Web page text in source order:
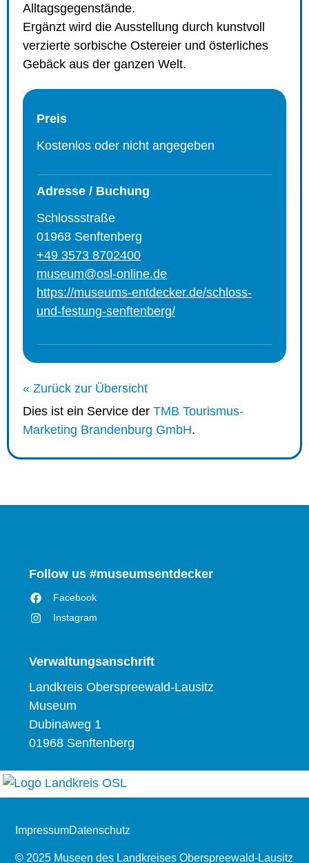
Alltagsgegenstände.
Ergänzt wird die Ausstellung durch kunstvoll
verzierte sorbische Ostereier und österliches
Gebäck aus der ganzen Welt.
Preis
Kostenlos oder nicht angegeben
Adresse / Buchung
Schlossstraße
01968 Senftenberg
+49 3573 8702400
museum@osl-online.de
https://museums-entdecker.de/schloss-
und-festung-senftenberg/
« Zurück zur Übersicht
Dies ist ein Service der TMB Tourismus-
Marketing Brandenburg GmbH.
Follow us #museumsentdecker
Facebook
Instagram
Verwaltungsanschrift
Landkreis Oberspreewald-Lausitz
Museum
Dubinaweg 1
01968 Senftenberg
© 2025 Museen des Landkreises Oberspreewald-Lausitz
ImpressumDatenschutz